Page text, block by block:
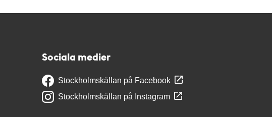
Sociala medier
Stockholmskällan på Facebook
Stockholmskällan på Instagram